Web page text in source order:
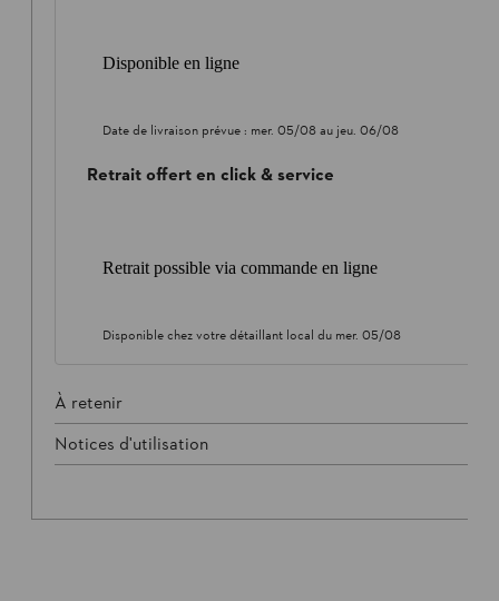
Disponible en ligne
Date de livraison prévue : mer. 05/08 au jeu. 06/08
Retrait offert en click & service
Retrait possible via commande en ligne
Disponible chez votre détaillant local du mer. 05/08
À retenir
Notices d'utilisation